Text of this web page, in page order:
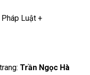
Luật +
Trần Ngọc Hà